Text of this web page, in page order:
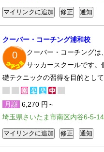
クーバー・コーチング浦和校
0
クーバー・コーチングは
サッカースクールです。
礎テクニックの習得を目的として
月謝 6,270 円～
埼玉県さいたま市南区内谷6-5-14